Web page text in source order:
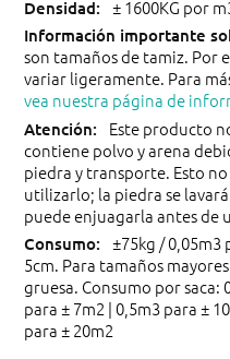
± 1600KG por
son tamaños de tamiz. Por
variar ligeramente. Para
vea nuestra página de
Este producto
contiene polvo y arena
piedra y transporte. Esto
utilizarlo; la piedra se
puede enjuagarla antes de
±75kg / 0,05m3
5cm. Para tamaños
gruesa. Consumo por saca:
para ± 7m2 | 0,5m3 para ±
para ± 20m2